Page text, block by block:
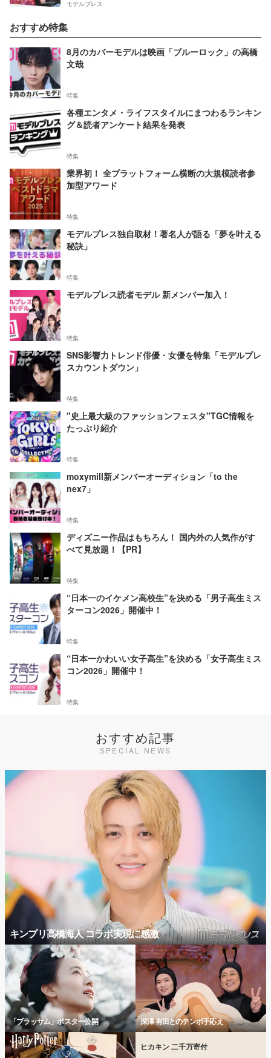
モデルプレス
おすすめ特集
8月のカバーモデルは映画「ブルーロック」の高橋
文哉
特集
各種エンタメ・ライフスタイルにまつわるランキン
グ＆読者アンケート結果を発表
特集
業界初！ 全プラットフォーム横断の大規模読者参
加型アワード
特集
モデルプレス独自取材！著名人が語る「夢を叶える
秘訣」
特集
モデルプレス読者モデル 新メンバー加入！
特集
SNS影響力トレンド俳優・女優を特集「モデルプレ
スカウントダウン」
特集
"史上最大級のファッションフェスタ"TGC情報を
たっぷり紹介
特集
moxymill新メンバーオーディション「to the
nex7」
特集
ディズニー作品はもちろん！ 国内外の人気作がす
べて見放題！【PR】
特集
“日本一のイケメン高校生”を決める「男子高生ミス
ターコン2026」開催中！
特集
“日本一かわいい女子高生”を決める「女子高生ミス
コン2026」開催中！
特集
おすすめ記事
SPECIAL NEWS
キンプリ高橋海人 コラボ実現に感激
「ブラッサム」ポスター公開 深澤 有田とのテンポ手応え
ヒカキン 二千万寄付